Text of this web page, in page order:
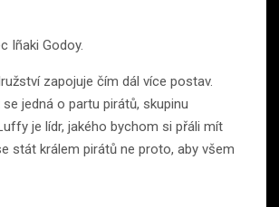
Iñaki Godoy.
zapojuje čím dál více postav.
jedná o partu pirátů, skupinu
je lídr, jakého bychom si přáli mít
stát králem pirátů ne proto, aby všem